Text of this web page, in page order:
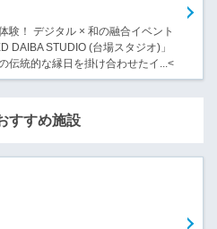
験！ デジタル × 和の融合イベント
DAIBA STUDIO (台場スタジオ)」
伝統的な縁日を掛け合わせたイ...<
すすめ施設